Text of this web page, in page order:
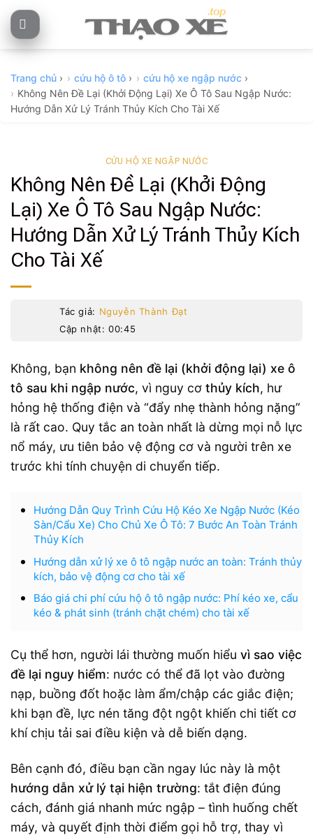
Skip
to
Trang chủ › cứu hộ ô tô › cứu hộ xe ngập nước ›
Không Nên Đề Lại (Khởi Động Lại) Xe Ô Tô Sau Ngập Nước:
Hướng Dẫn Xử Lý Tránh Thủy Kích Cho Tài Xế
CỨU HỘ XE NGẬP NƯỚC
Không Nên Đề Lại (Khởi Động
Lại) Xe Ô Tô Sau Ngập Nước:
Hướng Dẫn Xử Lý Tránh Thủy Kích
Cho Tài Xế
Tác giả: Nguyễn Thành Đạt
Cập nhật: 00:45
Không, bạn không nên đề lại (khởi động lại) xe ô
tô sau khi ngập nước, vì nguy cơ thủy kích, hư
hỏng hệ thống điện và “đẩy nhẹ thành hỏng nặng”
là rất cao. Quy tắc an toàn nhất là dừng mọi nỗ lực
nổ máy, ưu tiên bảo vệ động cơ và người trên xe
trước khi tính chuyện di chuyển tiếp.
Hướng Dẫn Quy Trình Cứu Hộ Kéo Xe Ngập Nước (Kéo
Sàn/Cẩu Xe) Cho Chủ Xe Ô Tô: 7 Bước An Toàn Tránh
Thủy Kích
Hướng dẫn xử lý xe ô tô ngập nước an toàn: Tránh thủy
kích, bảo vệ động cơ cho tài xế
Báo giá chi phí cứu hộ ô tô ngập nước: Phí kéo xe, cẩu
kéo & phát sinh (tránh chặt chém) cho tài xế
Cụ thể hơn, người lái thường muốn hiểu vì sao việc
đề lại nguy hiểm: nước có thể đã lọt vào đường
nạp, buồng đốt hoặc làm ẩm/chập các giắc điện;
khi bạn đề, lực nén tăng đột ngột khiến chi tiết cơ
khí chịu tải sai điều kiện và dễ biến dạng.
Bên cạnh đó, điều bạn cần ngay lúc này là một
hướng dẫn xử lý tại hiện trường: tắt điện đúng
cách, đánh giá nhanh mức ngập – tình huống chết
máy, và quyết định thời điểm gọi hỗ trợ, thay vì